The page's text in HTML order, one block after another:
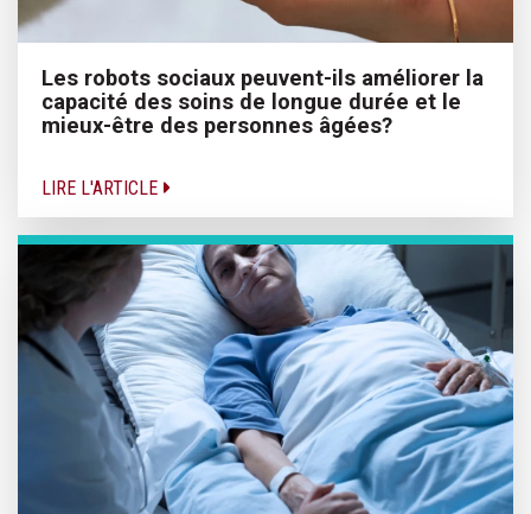
Les robots sociaux peuvent-ils améliorer la
capacité des soins de longue durée et le
mieux-être des personnes âgées?
LIRE L'ARTICLE